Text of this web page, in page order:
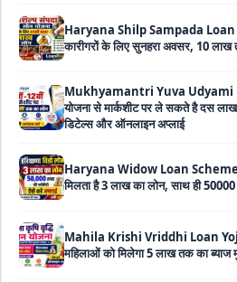
Mukhyamantri Yuva Udyami
Haryana Widow Loan Scheme:
Mahila Krishi Vriddhi Loan
UP Cattle Farming Loan